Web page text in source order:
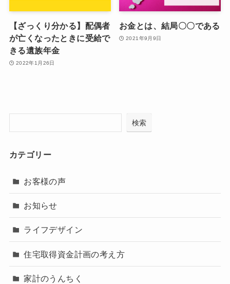
【ざっくり分かる】配偶者
が亡くなったときに受給で
きる遺族年金
2022年1月26日
お金とは、結局〇〇である
2021年9月9日
検索
カテゴリー
お客様の声
お知らせ
ライフデザイン
住宅取得資金計画の考え方
家計のうんちく